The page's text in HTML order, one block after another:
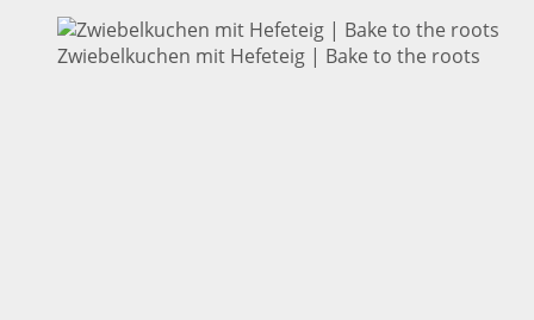
Zwiebelkuchen mit Hefeteig | Bake to the roots